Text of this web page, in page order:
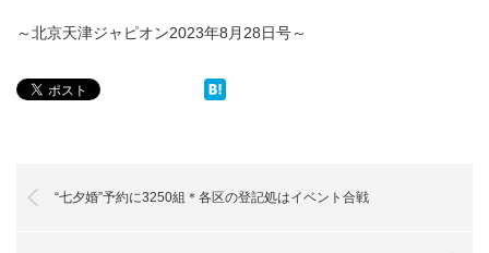
～北京天津ジャピオン2023年8月28日号～
“七夕婚”予約に3250組＊各区の登記処はイベント合戦